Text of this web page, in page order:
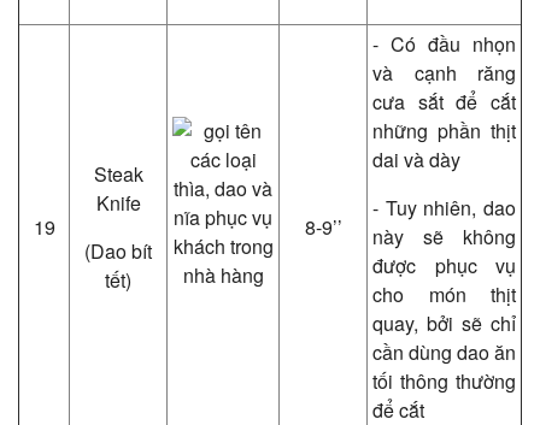
19
Steak
Knife
(Dao bít
tết)
8-9’’
- Có đầu nhọn
và cạnh răng
cưa sắt để cắt
những phần thịt
dai và dày
- Tuy nhiên, dao
này sẽ không
được phục vụ
cho món thịt
quay, bởi sẽ chỉ
cần dùng dao ăn
tối thông thường
để cắt